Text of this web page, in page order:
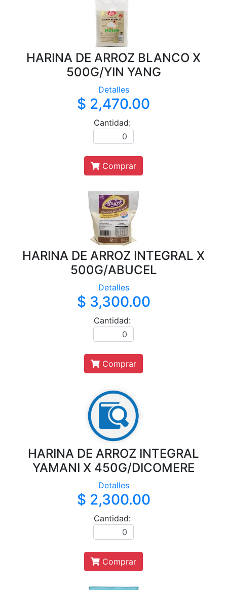
HARINA DE ARROZ BLANCO X
500G/YIN YANG
Detalles
$ 2,470.00
Cantidad:
Comprar
HARINA DE ARROZ INTEGRAL X
500G/ABUCEL
Detalles
$ 3,300.00
Cantidad:
Comprar
HARINA DE ARROZ INTEGRAL
YAMANI X 450G/DICOMERE
Detalles
$ 2,300.00
Cantidad:
Comprar